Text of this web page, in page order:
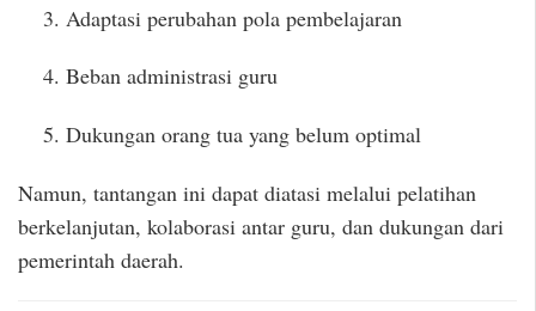
Adaptasi perubahan pola pembelajaran
Beban administrasi guru
Dukungan orang tua yang belum optimal
Namun, tantangan ini dapat diatasi melalui pelatihan
berkelanjutan, kolaborasi antar guru, dan dukungan dari
pemerintah daerah.